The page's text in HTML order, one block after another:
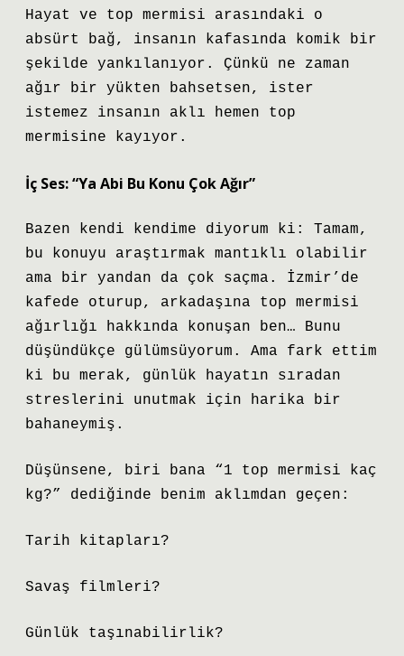
Hayat ve top mermisi arasındaki o
absürt bağ, insanın kafasında komik bir
şekilde yankılanıyor. Çünkü ne zaman
ağır bir yükten bahsetsen, ister
istemez insanın aklı hemen top
mermisine kayıyor.
İç Ses: “Ya Abi Bu Konu Çok Ağır”
Bazen kendi kendime diyorum ki: Tamam,
bu konuyu araştırmak mantıklı olabilir
ama bir yandan da çok saçma. İzmir’de
kafede oturup, arkadaşına top mermisi
ağırlığı hakkında konuşan ben… Bunu
düşündükçe gülümsüyorum. Ama fark ettim
ki bu merak, günlük hayatın sıradan
streslerini unutmak için harika bir
bahaneymiş.
Düşünsene, biri bana “1 top mermisi kaç
kg?” dediğinde benim aklımdan geçen:
Tarih kitapları?
Savaş filmleri?
Günlük taşınabilirlik?